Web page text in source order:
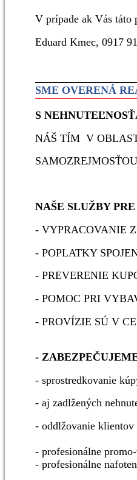
V prípade ak Vás táto
Eduard Kmec, 0917
SME OVERENÁ
S
NÁŠ TÍM V
NAŠE SLUŽBY
- VYPRACOVANIE
- POPLATKY
- PREVERENIE
- POMOC PRI
- PROVÍZIE SÚ V
-
- sprostredkovanie
- aj zadlžených
- oddlžovanie
- profesionálne
- profesionálne